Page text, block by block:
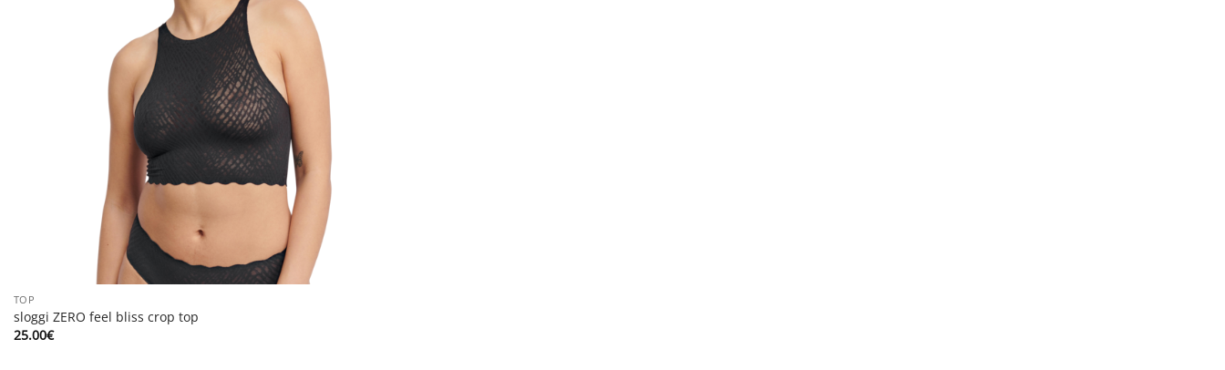
TOP
sloggi ZERO feel bliss crop top
25.00€